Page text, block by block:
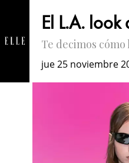
El L.A. look
Te decimos
jue 25 noviembre